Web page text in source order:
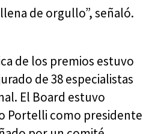
de orgullo”, señaló.
de los premios estuvo
de 38 especialistas
El Board estuvo
Portelli como presidente